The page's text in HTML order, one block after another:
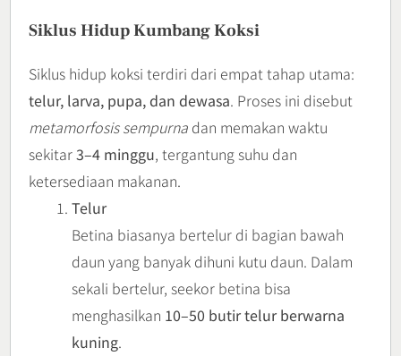
Siklus Hidup Kumbang Koksi
Siklus hidup koksi terdiri dari empat tahap utama:
telur, larva, pupa, dan dewasa. Proses ini disebut
metamorfosis sempurna dan memakan waktu
sekitar3–4 minggu, tergantung suhu dan
ketersediaan makanan.
Telur
Betina biasanya bertelur di bagian bawah
daun yang banyak dihuni kutu daun. Dalam
sekali bertelur, seekor betina bisa
menghasilkan 10–50 butir telur berwarna
kuning.